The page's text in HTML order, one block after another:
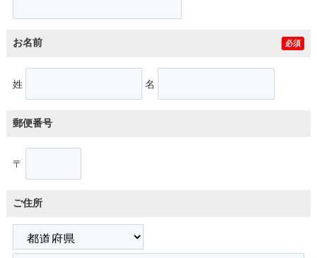
お名前 必須
姓 名
郵便番号
〒
ご住所